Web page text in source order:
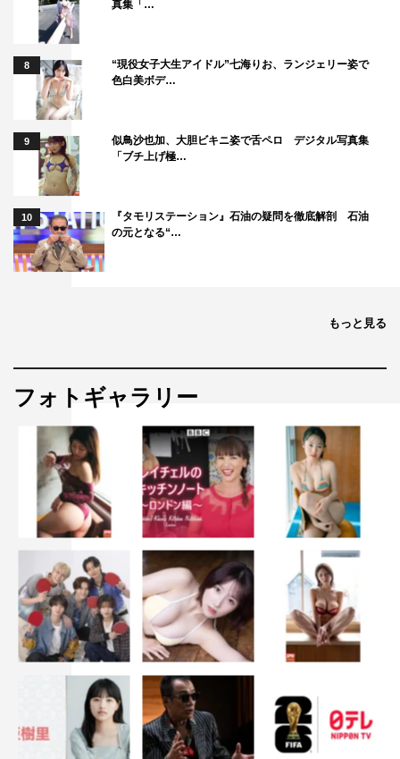
真集「…
8
“現役女子大生アイドル”七海りお、ランジェリー姿で
色白美ボデ…
9
似鳥沙也加、大胆ビキニ姿で舌ペロ デジタル写真集
「ブチ上げ極…
10
『タモリステーション』石油の疑問を徹底解剖 石油
の元となる“…
もっと見る
フォトギャラリー